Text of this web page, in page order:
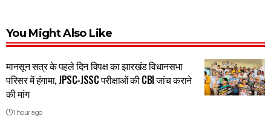
You Might Also Like
मानसून सत्र के पहले दिन विपक्ष का झारखंड विधानसभा
परिसर में हंगामा, JPSC-JSSC परीक्षाओं की CBI जांच कराने
की मांग
1 hour ago